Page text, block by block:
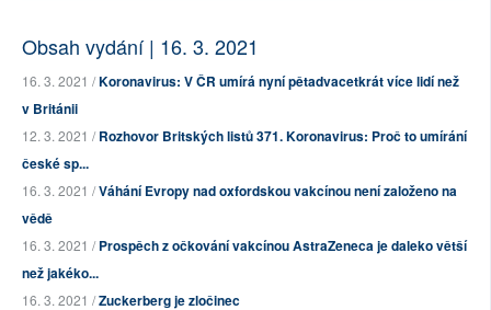
Obsah vydání | 16. 3. 2021
16. 3. 2021 /Koronavirus: V ČR umírá nyní pětadvacetkrát více lidí než
v Británii
12. 3. 2021 /Rozhovor Britských listů 371. Koronavirus: Proč to umírání
české sp...
16. 3. 2021 /Váhání Evropy nad oxfordskou vakcínou není založeno na
vědě
16. 3. 2021 /Prospěch z očkování vakcínou AstraZeneca je daleko větší
než jakéko...
16. 3. 2021 /Zuckerberg je zločinec